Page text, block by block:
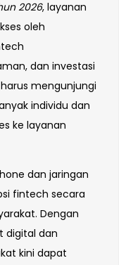
2026, layanan
oleh
dan investasi
mengunjungi
individu dan
ke layanan
dan jaringan
fintech secara
Dengan
digital dan
kini dapat